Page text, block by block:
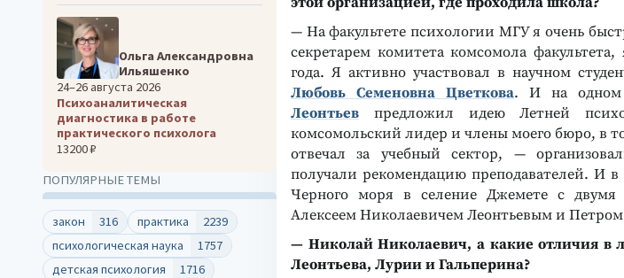
— На факультете психологии МГУ я очень
секретарем комитета комсомола
года. Я активно участвовал в научном
Любовь Семеновна Цветкова. И на одном
Леонтьев предложил идею Летней
комсомольский лидер и члены моего бюро, в
отвечал за учебный сектор, —
получали рекомендацию преподавателей. И в
Черного моря в селение Джемете с
Алексеем Николаевичем Леонтьевым и
— Николай Николаевич, а какие отличия в
Леонтьева, Лурии и Гальперина?
Ольга Александровна
Ильяшенко
24–26 августа 2026
Психоаналитическая
диагностика в работе
практического психолога
13200 ₽
ПОПУЛЯРНЫЕ ТЕМЫ
закон 316 практика
2239
психологическая наука
1757
детская психология
1716